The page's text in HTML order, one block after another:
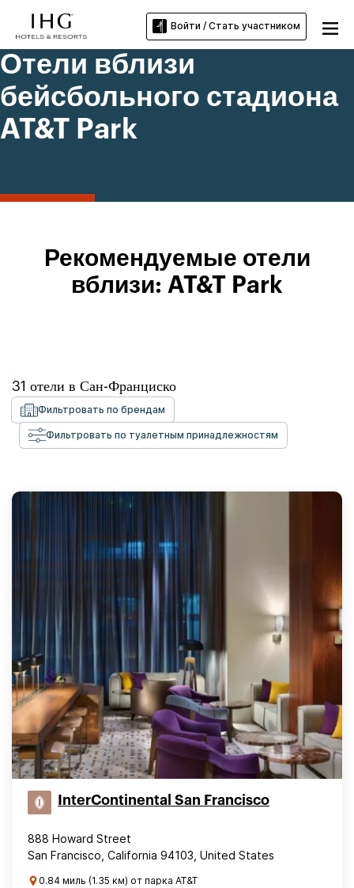
Войти / Стать участником
Отели вблизи
бейсбольного стадиона
AT&T Park
Рекомендуемые отели
вблизи: AT&T Park
31 отели в Сан-Франциско
Фильтровать по брендам
Фильтровать по туалетным принадлежностям
InterContinental San Francisco
888 Howard Street
San Francisco, California 94103, United States
0.84 миль (1.35 км) от парка AT&T